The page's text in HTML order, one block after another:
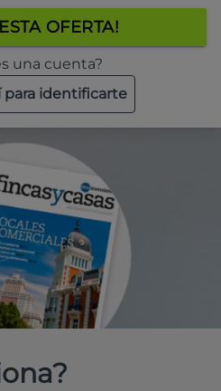
OFERTA!
una cuenta?
para identificarte